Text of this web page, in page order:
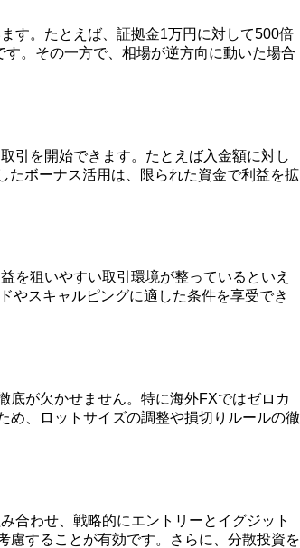
す。たとえば、証拠金1万円に対して500倍
。その一方で、相場が逆方向に動いた場合
引を開始できます。たとえば入金額に対し
たボーナス活用は、限られた資金で利益を拡
を狙いやすい取引環境が整っているといえ
やスキャルピングに適した条件を享受でき
底が欠かせません。特に海外FXではゼロカ
め、ロットサイズの調整や損切りルールの徹
合わせ、戦略的にエントリーとイグジット
慮することが有効です。さらに、分散投資を